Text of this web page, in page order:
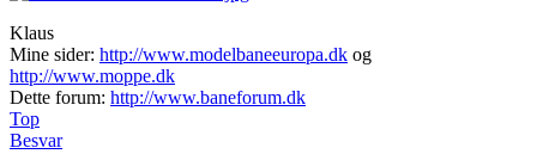
Klaus
Mine sider: http://www.modelbaneeuropa.dk og
http://www.moppe.dk
Dette forum: http://www.baneforum.dk
Top
Besvar